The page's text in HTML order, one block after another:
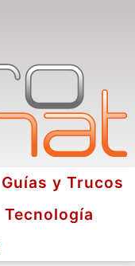
Guías y Trucos
Tecnología